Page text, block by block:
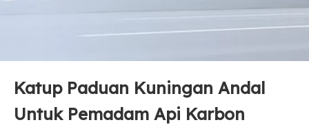
Katup Paduan Kuningan Andal
Untuk Pemadam Api Karbon